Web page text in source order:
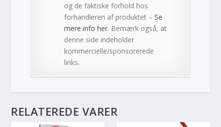
og de faktiske forhold hos
forhandleren af produktet –Se
mere info her. Bemærk også, at
denne side indeholder
kommercielle/sponsorerede
links.
RELATEREDE VARER